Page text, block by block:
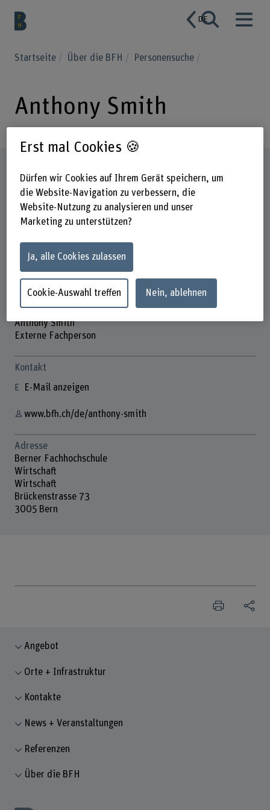
DE
Startseite Über die BFH Personensuche
Anthony Smith
Anthony Smith
Externe Fachperson
Kontakt
E-Mail anzeigen
www.bfh.ch/de/anthony-smith
Adresse
Berner Fachhochschule
Wirtschaft
Wirtschaft
Brückenstrasse 73
3005 Bern
Angebot
Orte + Infrastruktur
Kontakte
News + Veranstaltungen
Referenzen
Über die BFH
Erst mal Cookies 🍪
Dürfen wir Cookies auf Ihrem Gerät speichern, um
die Website-Navigation zu verbessern, die
Website-Nutzung zu analysieren und unser
Marketing zu unterstützen?
Ja, alle Cookies zulassen
Cookie-Auswahl treffen Nein, ablehnen